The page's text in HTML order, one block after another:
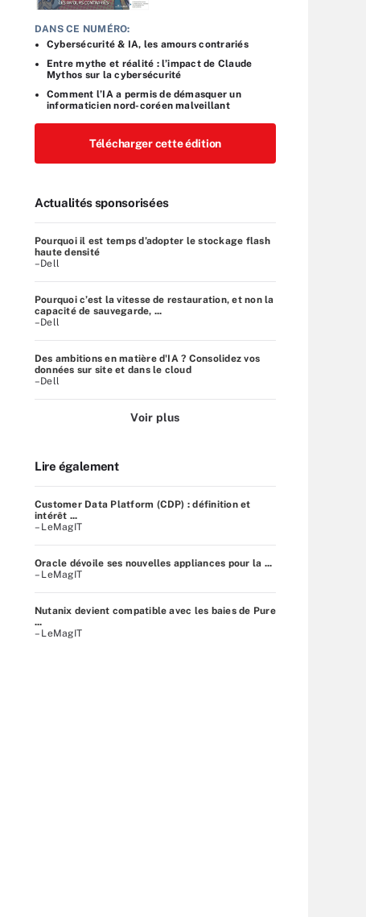
DANS CE NUMÉRO:
Cybersécurité & IA, les amours contrariés
Entre mythe et réalité : l’impact de Claude
Mythos sur la cybersécurité
Comment l’IA a permis de démasquer un
informaticien nord-coréen malveillant
Télécharger cette édition
Actualités sponsorisées
Pourquoi il est temps d’adopter le stockage flash
haute densité
–Dell
Pourquoi c’est la vitesse de restauration, et non la
capacité de sauvegarde, ...
–Dell
Des ambitions en matière d'IA ? Consolidez vos
données sur site et dans le cloud
–Dell
Voir plus
Lire également
Customer Data Platform (CDP) : définition et
intérêt ...
– LeMagIT
Oracle dévoile ses nouvelles appliances pour la ...
– LeMagIT
Nutanix devient compatible avec les baies de Pure
...
– LeMagIT